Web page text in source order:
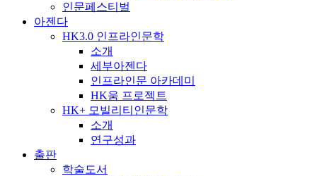
인문페스티벌
아젠다
HK3.0 인프라인문학
소개
세부아젠다
인프라인문 아카데미
HK움 프로젝트
HK+ 모빌리티인문학
소개
연구성과
출판
학술도서